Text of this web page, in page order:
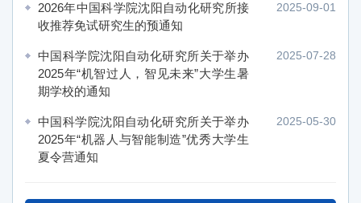
2026年中国科学院沈阳自动化研究所接
收推荐免试研究生的预通知
2025-09-01
中国科学院沈阳自动化研究所关于举办
2025年“机智过人，智见未来”大学生暑
期学校的通知
2025-07-28
中国科学院沈阳自动化研究所关于举办
2025年“机器人与智能制造”优秀大学生
夏令营通知
2025-05-30